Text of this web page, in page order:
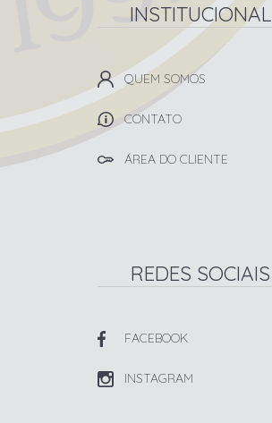
INSTITUCIONAL
QUEM SOMOS
CONTATO
ÁREA DO CLIENTE
REDES SOCIAIS
FACEBOOK
INSTAGRAM